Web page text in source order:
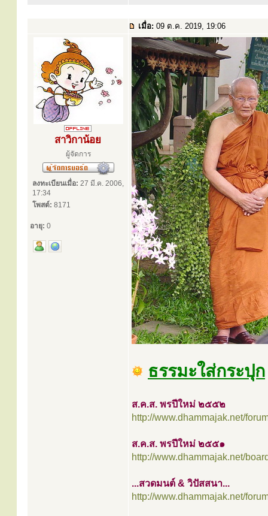
เมื่อ: 09 ต.ค. 2019, 19:06
สาวิกาน้อย
ผู้จัดการ
ลงทะเบียนเมื่อ: 27 มี.ค. 2006,
17:34
โพสต์: 8171
อายุ: 0
ธรรมะใส่กระปุก
ส.ค.ส. พรปีใหม่ ๒๕๕๒
http://www.dhammajak.net/
ส.ค.ส. พรปีใหม่ ๒๕๕๑
http://www.dhammajak.net/
...สวดมนต์ & วิปัสสนา...
http://www.dhammajak.net/